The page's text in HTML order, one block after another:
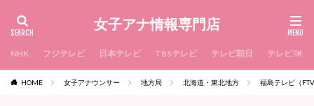
女子アナ情報専門店
NHK フジテレビ 日本テレビ TBSテレビ テレビ朝日 テレビ東京
HOME 女子アナウンサー 地方局 北海道・東北地方 福島テレビ（